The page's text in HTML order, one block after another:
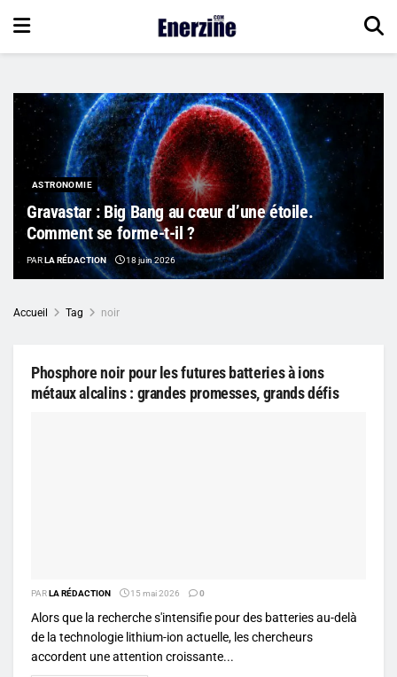
ASTRONOMIE
Gravastar : Big Bang au cœur d’une étoile.
Comment se forme-t-il ?
PARLA RÉDACTION 18 juin 2026
Accueil Tag noir
Phosphore noir pour les futures batteries à ions
métaux alcalins : grandes promesses, grands défis
PARLA RÉDACTION 15 mai 2026 0
Alors que la recherche s'intensifie pour des batteries au-delà
de la technologie lithium-ion actuelle, les chercheurs
accordent une attention croissante...